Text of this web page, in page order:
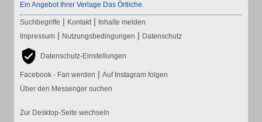
Ein Angebot Ihrer Verlage Das Örtliche.
Suchbegriffe | Kontakt | Inhalte melden
Impressum | Nutzungsbedingungen | Datenschutz
Datenschutz-Einstellungen
Facebook - Fan werden | Auf Instagram folgen
Über den Messenger suchen
Zur Desktop-Seite wechseln